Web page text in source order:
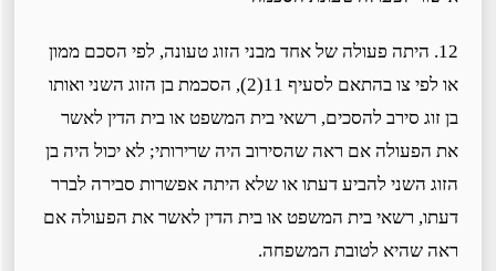
12. היתה פעולה של אחד מבני הזוג טעונה, לפי הסכם ממון
או לפי צו בהתאם לסעיף 11(2), הסכמת בן הזוג השני ואותו
בן זוג סירב להסכים, רשאי בית המשפט או בית הדין לאשר
את הפעולה אם ראה שהסירוב היה שרירותי; לא יכול היה בן
הזוג השני להביע דעתו או שלא היתה אפשרות סבירה לברר
דעתו, רשאי בית המשפט או בית הדין לאשר את הפעולה אם
ראה שהיא לטובת המשפחה.